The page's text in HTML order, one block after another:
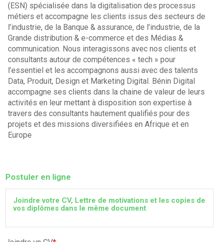
(ESN) spécialisée dans la digitalisation des processus
métiers et accompagne les clients issus des secteurs de
l’industrie, de la Banque & assurance, de l’industrie, de la
Grande distribution & e-commerce et des Médias &
communication. Nous interagissons avec nos clients et
consultants autour de compétences « tech » pour
l’essentiel et les accompagnons aussi avec des talents
Data, Produit, Design et Marketing Digital. Bénin Digital
accompagne ses clients dans la chaine de valeur de leurs
activités en leur mettant à disposition son expertise à
travers des consultants hautement qualifiés pour des
projets et des missions diversifiées en Afrique et en
Europe
Postuler en ligne
Joindre votre CV, Lettre de motivations et les copies de
vos diplômes dans le même document